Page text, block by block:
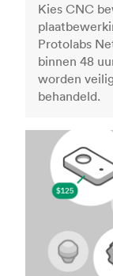
Kies CNC
Protolabs
binnen 48
worden
behandeld.